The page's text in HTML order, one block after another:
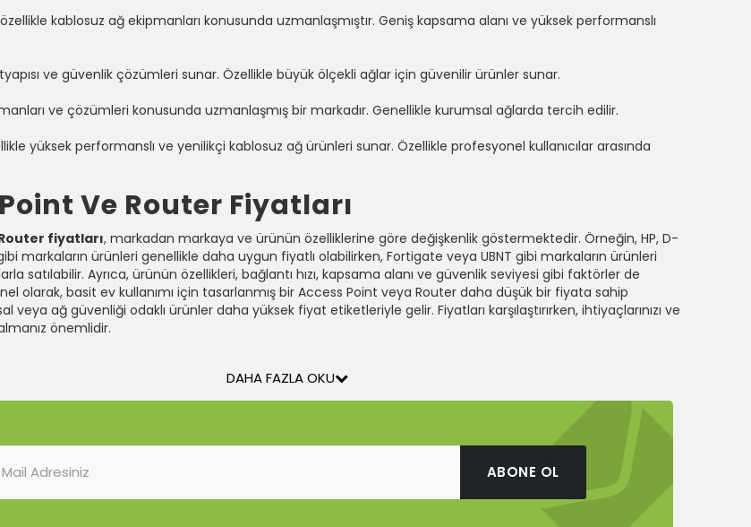
kablosuz ağ ekipmanları konusunda uzmanlaşmıştır. Geniş kapsama alanı ve yüksek performanslı
ve güvenlik çözümleri sunar. Özellikle büyük ölçekli ağlar için güvenilir ürünler sunar.
ve çözümleri konusunda uzmanlaşmış bir markadır. Genellikle kurumsal ağlarda tercih edilir.
yüksek performanslı ve yenilikçi kablosuz ağ ürünleri sunar. Özellikle profesyonel kullanıcılar arasında
Ve Router Fiyatları
fiyatları, markadan markaya ve ürünün özelliklerine göre değişkenlik göstermektedir. Örneğin, HP, D-
markaların ürünleri genellikle daha uygun fiyatlı olabilirken, Fortigate veya UBNT gibi markaların ürünleri
satılabilir. Ayrıca, ürünün özellikleri, bağlantı hızı, kapsama alanı ve güvenlik seviyesi gibi faktörler de
olarak, basit ev kullanımı için tasarlanmış bir Access Point veya Router daha düşük bir fiyata sahip
veya ağ güvenliği odaklı ürünler daha yüksek fiyat etiketleriyle gelir. Fiyatları karşılaştırırken, ihtiyaçlarınızı ve
önemlidir.
DAHA FAZLA OKU
ABONE OL